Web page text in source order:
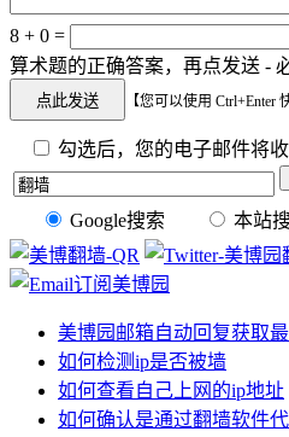
8 + 0 =
算术题的正确答案，再点发送 -
【您可以使用 Ctrl+Enter
勾选后，您的电子邮件将
Google搜索 本站
美博园邮箱自动回复获取
如何检测ip是否被墙
如何查看自己上网的ip地址
如何确认是通过翻墙软件